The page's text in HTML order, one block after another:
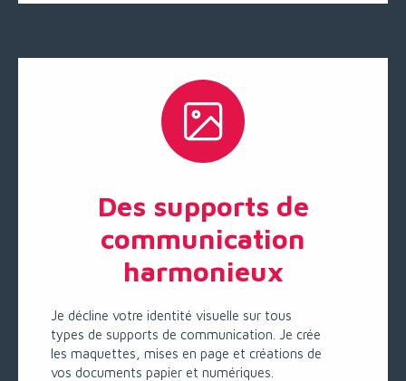
Des supports de
communication
harmonieux
Je décline votre identité visuelle sur tous
types de supports de communication. Je crée
les maquettes, mises en page et créations de
vos documents papier et numériques.